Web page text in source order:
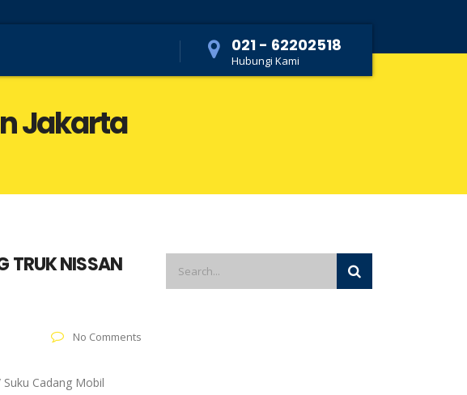
021 - 62202518
Hubungi Kami
Jakarta
TRUK NISSAN
No Comments
Cadang Mobil